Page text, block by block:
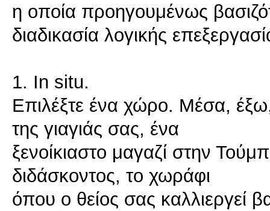
η οποία προηγουμένως
διαδικασία λογικής
1. In situ.
Επιλέξτε ένα χώρο. Μέσα,
της γιαγιάς σας, ένα
ξενοίκιαστο μαγαζί στην
διδάσκοντος, το χωράφι
όπου ο θείος σας καλλιεργεί